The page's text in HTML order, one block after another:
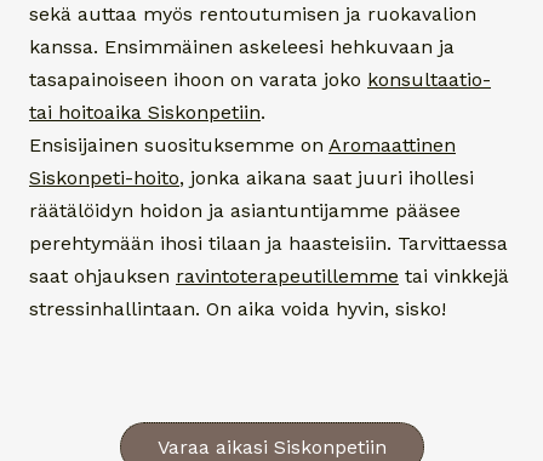
sekä auttaa myös rentoutumisen ja ruokavalion
kanssa. Ensimmäinen askeleesi hehkuvaan ja
tasapainoiseen ihoon on varata joko konsultaatio-
tai hoitoaika Siskonpetiin.
Ensisijainen suosituksemme on Aromaattinen
Siskonpeti-hoito, jonka aikana saat juuri ihollesi
räätälöidyn hoidon ja asiantuntijamme pääsee
perehtymään ihosi tilaan ja haasteisiin. Tarvittaessa
saat ohjauksen ravintoterapeutillemme tai vinkkejä
stressinhallintaan. On aika voida hyvin, sisko!
Varaa aikasi Siskonpetiin